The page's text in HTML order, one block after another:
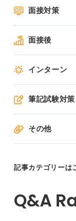
面接対策
面接後
インターン
筆記試験対策
その他
記事カテゴリーは